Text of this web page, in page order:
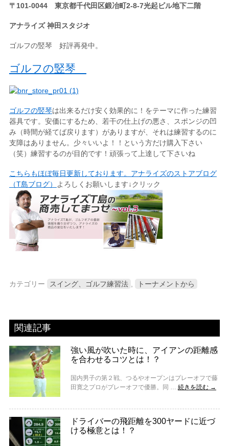
〒101-0044 東京都千代田区鍛冶町2-8-7光起ビル地下二階
アナライズ 神田スタジオ
ゴルフの竪琴 好評再発中。
ゴルフの竪琴
ゴルフの竪琴は出来るだけ安く効果的に！をテーマに作った練習
器具です。安価にするため、若干の仕上げの悪さ、スポンジの凹
み（時間が経てば戻ります）がありますが、それは練習するのに
支障はありません。少々いいよ！！という方だけ購入下さい
（笑）練習するのが目的です！頑張って上達して下さいね
こちらもほぼ毎日更新しております。アナライズのストアブログ
（T島ブログ）
よろしくお願いします↓クリック
カテゴリー スイング、ゴルフ練習法 トーナメントから
関連記事
強い風が吹いた時に、アイアンの距離感
を合わせるコツとは！？
国内男子の第２戦、つるやオープンはプレーオフで藤
田寛之プロがプレーオフで優勝。同 … 続きを読む →
ドライバーの飛距離を300ヤードに近づ
ける極意とは！？